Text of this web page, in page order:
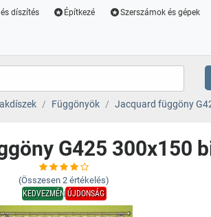
díszítés Építkezé Szerszámok és gépek
Függönyök Jacquard függöny
G425 300x150
(Összesen 2 értékelés)
KEDVEZMÉNYÚJDONSÁG